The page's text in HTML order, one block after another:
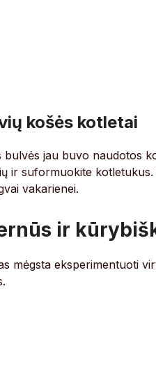
košės kotletai
jau buvo naudotos
ir suformuokite
vakarienei.
ir
mėgsta eksperimentuoti